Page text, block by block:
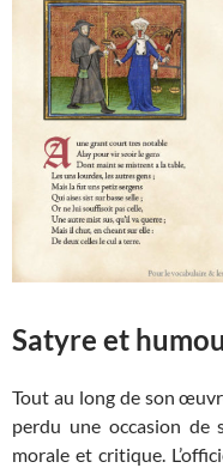
Satyre et
Tout au long de son
perdu une occasion de
morale et critique.